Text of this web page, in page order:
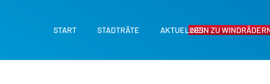
START STADTRÄTE AKTUELLESNEIN ZU